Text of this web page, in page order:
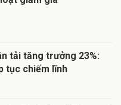
tải tăng trưởng 23%:
tục chiếm lĩnh